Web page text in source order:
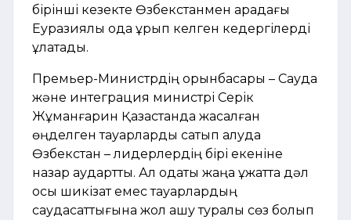
бірінші кезекте Өзбекстанмен арадағы
Еуразиялық одақ құрып келген кедергілерді
құлатады.
Премьер-Министрдің орынбасары – Сауда
және интеграция министрі Серік
Жұманғарин Қазақстанда жасалған
өңделген тауарларды сатып алуда
Өзбекстан – лидерлердің бірі екеніне
назар аудартты. Ал одақтық жаңа құжатта дәл
осы шикізат емес тауарлардың
саудасаттығына жол ашу туралы сөз болып